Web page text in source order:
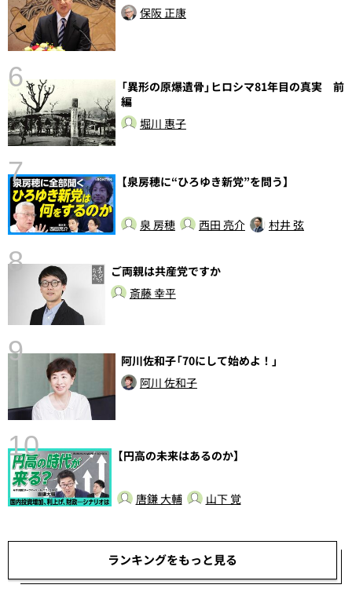
保阪 正康
6
「異形の原爆遺骨」ヒロシマ81年目の真実 前
編
堀川 惠子
7 【泉房穂に“ひろゆき新党”を問う】
泉 房穂 西田 亮介 村井 弦
8
ご両親は共産党ですか
斎藤 幸平
9
阿川佐和子「70にして始めよ！」
阿川 佐和子
10 【円高の未来はあるのか】
唐鎌 大輔 山下 覚
ランキングをもっと見る